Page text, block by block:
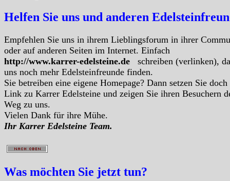
Helfen Sie uns und anderen
Empfehlen Sie uns in ihrem Lieblingsforum in ihrer
oder auf anderen Seiten im Internet. Einfach
http://www.karrer-edelsteine.de
schreiben (verlinken),
uns noch mehr Edelsteinfreunde finden.
Sie betreiben eine eigene Homepage? Dann setzen Sie doch
Link zu Karrer Edelsteine und zeigen Sie ihren Besuchern
Weg zu uns.
Vielen Dank für ihre Mühe.
Ihr Karrer Edelsteine Team.
Was möchten Sie jetzt tun?